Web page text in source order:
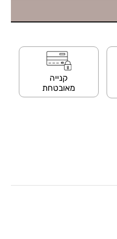
קנייה
מאובטחת